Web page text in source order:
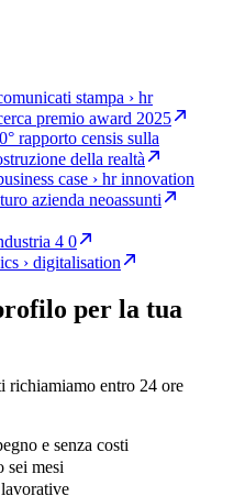
stampa › hr
premio award 2025
rapporto censis sulla
della realtà
case › hr innovation
azienda neoassunti
4 0
› digitalisation
per la tua
richiamiamo entro 24 ore
e senza costi
sei mesi